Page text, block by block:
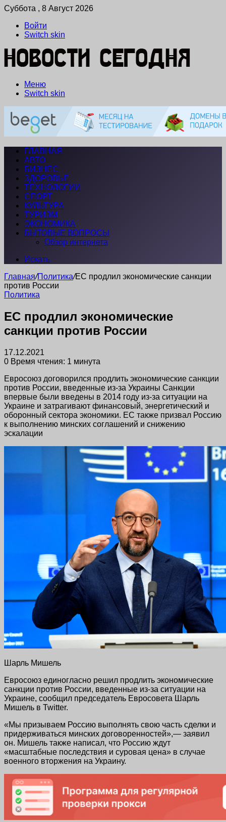
Суббота , 8 Август 2026
Войти
Switch skin
Меню
Switch skin
ГЛАВНАЯ
АВТО
БИЗНЕС
ЗДОРОВЬЕ
ТЕХНОЛОГИИ
СПОРТ
КУЛЬТУРА
ТУРИЗМ
ЭКОНОМИКА
БЫТОВЫЕ ВОПРОСЫ
Обзор интернета
Искать
Главная/Политика/ЕС продлил экономические санкции
против России
Политика
ЕС продлил экономические
санкции против России
17.12.2021
0 Время чтения: 1 минута
Евросоюз договорился продлить экономические санкции
против России, введенные из-за Украины Санкции
впервые были введены в 2014 году из-за ситуации на
Украине и затрагивают финансовый, энергетический и
оборонный сектора экономики. ЕС также призвал Россию
к выполнению минских соглашений и снижению
эскалации
Шарль Мишель
Евросоюз единогласно решил продлить экономические
санкции против России, введенные из-за ситуации на
Украине, сообщил председатель Евросовета Шарль
Мишель в Twitter.
«Мы призываем Россию выполнять свою часть сделки и
придерживаться минских договоренностей»,— заявил
он. Мишель также написал, что Россию ждут
«масштабные последствия и суровая цена» в случае
военного вторжения на Украину.